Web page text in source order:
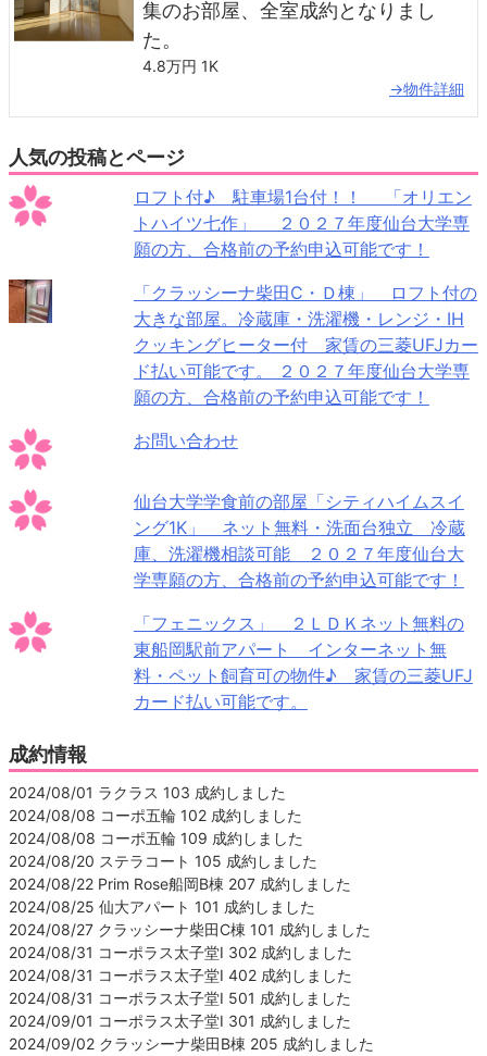
集のお部屋、全室成約となりまし
た。
4.8万円 1K
→物件詳細
人気の投稿とページ
ロフト付♪ 駐車場1台付！！ 「オリエン
トハイツ七作」 ２０２７年度仙台大学専
願の方、合格前の予約申込可能です！
「クラッシーナ柴田C・Ｄ棟」 ロフト付の
大きな部屋。冷蔵庫・洗濯機・レンジ・IH
クッキングヒーター付 家賃の三菱UFJカー
ド払い可能です。 ２０２７年度仙台大学専
願の方、合格前の予約申込可能です！
お問い合わせ
仙台大学学食前の部屋「シティハイムスイ
ング1K」 ネット無料・洗面台独立 冷蔵
庫、洗濯機相談可能 ２０２７年度仙台大
学専願の方、合格前の予約申込可能です！
「フェニックス」 ２ＬＤＫネット無料の
東船岡駅前アパート インターネット無
料・ペット飼育可の物件♪ 家賃の三菱UFJ
カード払い可能です。
成約情報
2024/08/01 ラクラス 103 成約しました
2024/08/08 コーポ五輪 102 成約しました
2024/08/08 コーポ五輪 109 成約しました
2024/08/20 ステラコート 105 成約しました
2024/08/22 Prim Rose船岡B棟 207 成約しました
2024/08/25 仙大アパート 101 成約しました
2024/08/27 クラッシーナ柴田C棟 101 成約しました
2024/08/31 コーポラス太子堂Ⅰ 302 成約しました
2024/08/31 コーポラス太子堂Ⅰ 402 成約しました
2024/08/31 コーポラス太子堂Ⅰ 501 成約しました
2024/09/01 コーポラス太子堂Ⅰ 301 成約しました
2024/09/02 クラッシーナ柴田B棟 205 成約しました